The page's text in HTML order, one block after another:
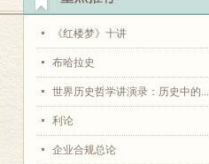
《红楼梦》十讲
布哈拉史
世界历史哲学讲演录：历史中的...
利论
企业合规总论